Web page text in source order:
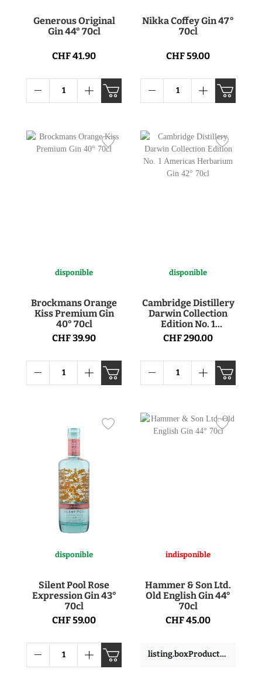
Generous Original
Gin 44° 70cl
CHF 41.90
Nikka Coffey Gin 47°
70cl
CHF 59.00
disponible
Brockmans Orange
Kiss Premium Gin
40° 70cl
CHF 39.90
disponible
Cambridge Distillery
Darwin Collection
Edition No. 1
Americas Herbarium
Gin 42° 70cl
CHF 290.00
disponible
Silent Pool Rose
Expression Gin 43°
70cl
CHF 59.00
indisponible
Hammer & Son Ltd.
Old English Gin 44°
70cl
CHF 45.00
listing.boxProductDetails